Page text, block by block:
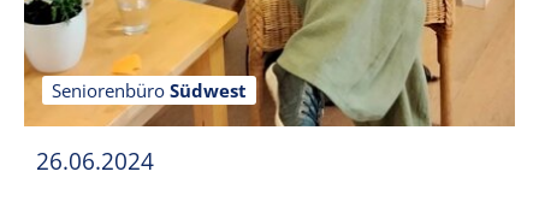
Seniorenbüro Südwest
26.06.2024